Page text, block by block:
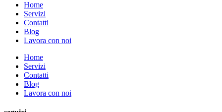
Home
Servizi
Contatti
Blog
Lavora con noi
Home
Servizi
Contatti
Blog
Lavora con noi